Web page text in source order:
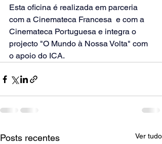
Esta oficina é realizada em parceria
com a Cinemateca Francesa  e com a
Cinemateca Portuguesa e integra o
projecto "O Mundo à Nossa Volta" com
o apoio do ICA.
Posts recentes Ver tudo